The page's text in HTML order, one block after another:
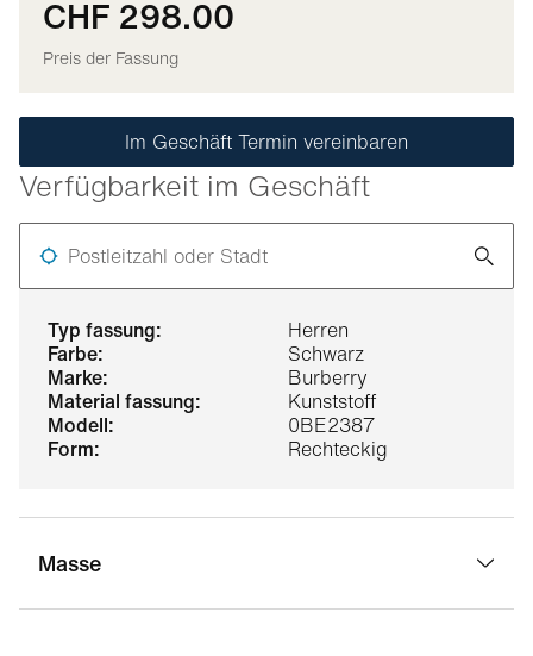
typ fassung:
Herren
farbe:
Schwarz
marke:
Burberry
material fassung:
Kunststoff
modell:
0BE2387
form:
Rechteckig
Masse
CHF 298.00
Preis der Fassung
Im Geschäft Termin vereinbaren
Verfügbarkeit im Geschäft
Postleitzahl oder Stadt